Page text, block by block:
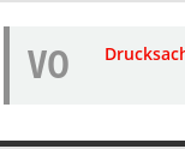
VO